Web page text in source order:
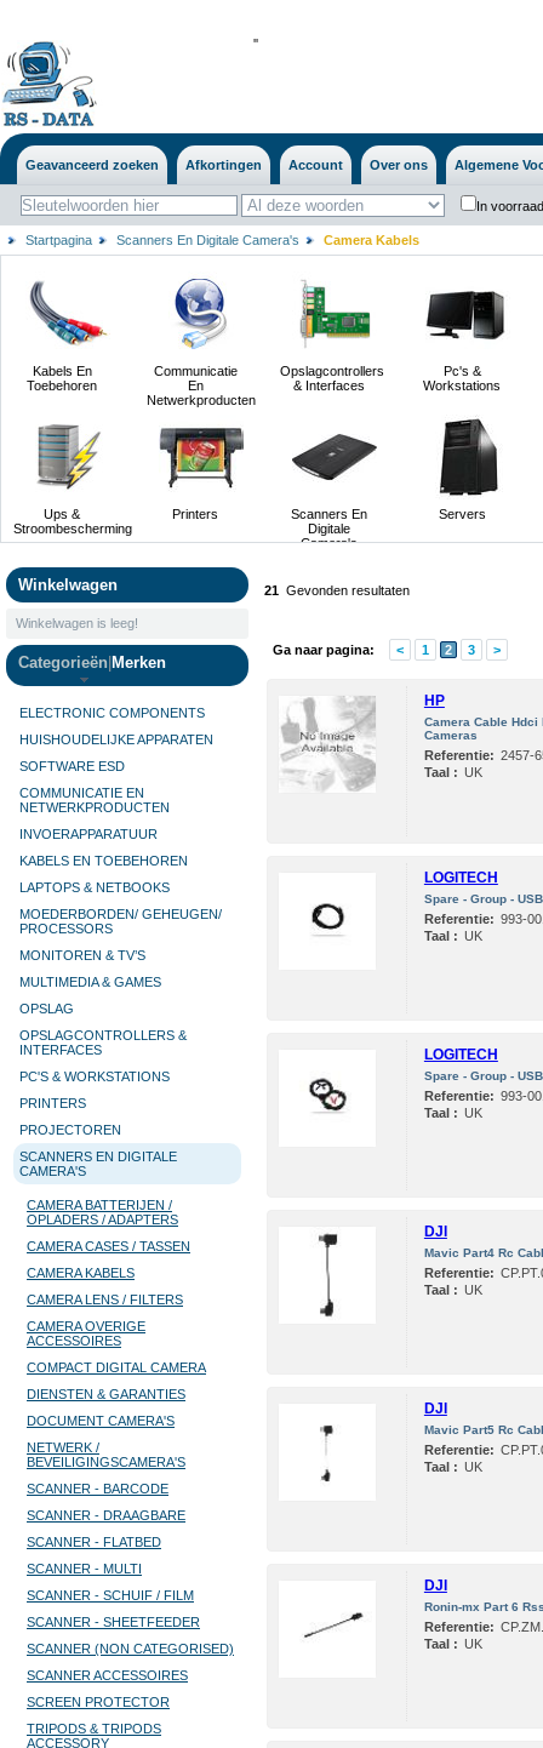
''
Geavanceerd zoeken Afkortingen Account Over ons Algemene
In
Startpagina Scanners En Digitale Camera's Camera Kabels
Kabels En
Toebehoren
Communicatie
En
Netwerkproducten
Opslagcontrollers
& Interfaces
Pc's &
Workstations
Ups &
Stroombescherming
Printers
Scanners En
Digitale
Camera's
Servers
Winkelwagen
Winkelwagen is leeg!
Categorieën Merken
ELECTRONIC COMPONENTS
HUISHOUDELIJKE APPARATEN
SOFTWARE ESD
COMMUNICATIE EN
NETWERKPRODUCTEN
INVOERAPPARATUUR
KABELS EN TOEBEHOREN
LAPTOPS & NETBOOKS
MOEDERBORDEN/ GEHEUGEN/
PROCESSORS
MONITOREN & TV’S
MULTIMEDIA & GAMES
OPSLAG
OPSLAGCONTROLLERS &
INTERFACES
PC'S & WORKSTATIONS
PRINTERS
PROJECTOREN
SCANNERS EN DIGITALE
CAMERA'S
CAMERA BATTERIJEN /
OPLADERS / ADAPTERS
CAMERA CASES / TASSEN
CAMERA KABELS
CAMERA LENS / FILTERS
CAMERA OVERIGE
ACCESSOIRES
COMPACT DIGITAL CAMERA
DIENSTEN & GARANTIES
DOCUMENT CAMERA'S
NETWERK /
BEVEILIGINGSCAMERA'S
SCANNER - BARCODE
SCANNER - DRAAGBARE
SCANNER - FLATBED
SCANNER - MULTI
SCANNER - SCHUIF / FILM
SCANNER - SHEETFEEDER
SCANNER (NON CATEGORISED)
SCANNER ACCESSOIRES
SCREEN PROTECTOR
TRIPODS & TRIPODS
ACCESSORY
21 Gevonden resultaten
Ga naar pagina: < 1 2 3 >
HP
Camera Cable Hdci
Cameras
Referentie: 2457-
Taal : UK
LOGITECH
Spare - Group -
Referentie: 993-
Taal : UK
LOGITECH
Spare - Group -
Referentie: 993-
Taal : UK
DJI
Mavic Part4 Rc
Referentie:
Taal : UK
DJI
Mavic Part5 Rc
Referentie:
Taal : UK
DJI
Ronin-mx Part 6
Referentie:
Taal : UK